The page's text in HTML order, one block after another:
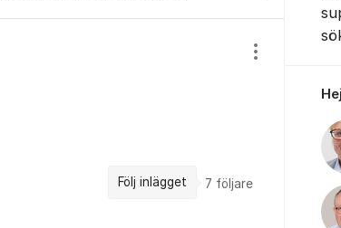
Visa/dölj
Följ inlägget 7 följare